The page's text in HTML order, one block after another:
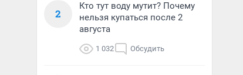
2
Кто тут воду мутит? Почему
нельзя купаться после 2
августа
1 032 Обсудить